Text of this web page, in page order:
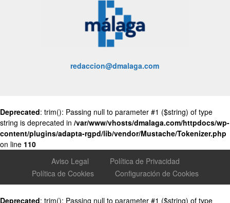
redaccion@dmalaga.com
Deprecated: trim(): Passing null to parameter #1 ($string) of type
string is deprecated in /var/www/vhosts/dmalaga.com/httpdocs/wp-
content/plugins/adapta-rgpd/lib/vendor/Mustache/Tokenizer.php
on line 110
Aviso Legal
Política de Privacidad
Política de Cookies
Configuración de Cookies
Deprecated: trim(): Passing null to parameter #1 ($string) of type